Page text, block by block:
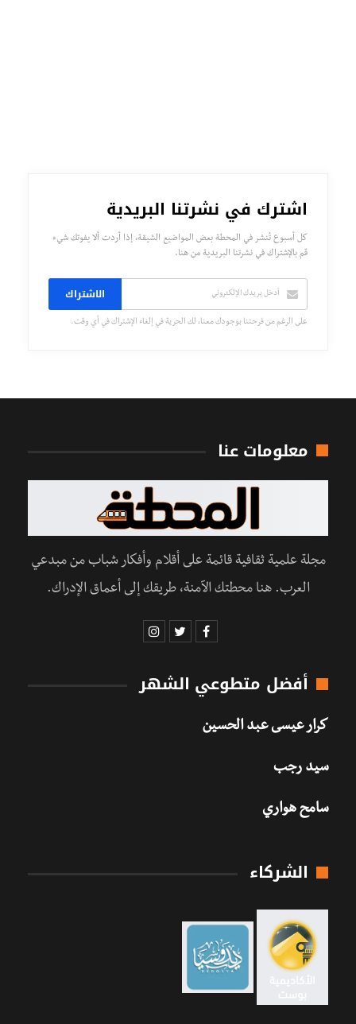
اشترك في نشرتنا البريدية
كل أسبوع تُنشر في المحطة بعض المواضيع الشيقة، إذا أردت ألا يفوتك شيء
قم بالإشتراك في نشرتنا البريدية من هنا.
الاشتراك
على الرغم من فرحتنا بوجودك معنا، لك الحرية في إلغاء الإشتراك في أي وقت.
معلومات عنا
مجلة علمية ثقافية قائمة على أقلام وأفكار شباب من مبدعي
العرب. هنا محطتك الآمنة، طريقك إلى أعماق الإدراك.
أفضل متطوعي الشهر
كرار عيسى عبد الحسين
سيد رجب
سامح هواري
الشركاء